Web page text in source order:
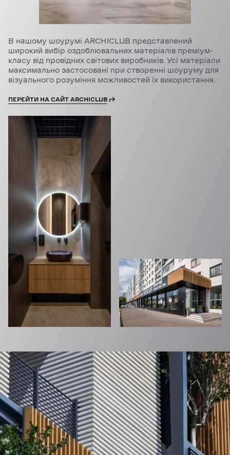
В нашому шоурумі ARCHICLUB представлений
широкий вибір оздоблювальних матеріалів преміум-
класу від провідних світових виробників. Усі матеріали
максимально застосовані при створенні шоуруму для
візуального розуміння можливостей їх використання.
ПЕРЕЙТИ НА САЙТ ARCHICLUB